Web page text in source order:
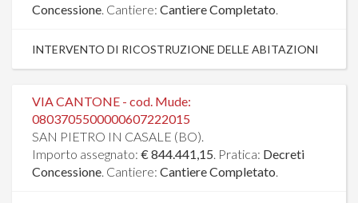
Concessione. Cantiere: Cantiere Completato.
INTERVENTO DI RICOSTRUZIONE DELLE ABITAZIONI
VIA CANTONE - cod. Mude:
0803705500000607222015
SAN PIETRO IN CASALE (BO).
Importo assegnato: € 844.441,15. Pratica: Decreti
Concessione. Cantiere: Cantiere Completato.